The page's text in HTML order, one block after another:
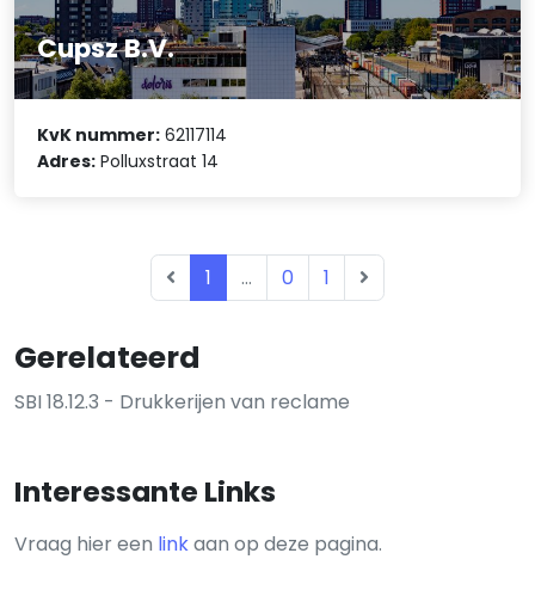
Gerelateerd
SBI 18.12.3 - Drukkerijen van reclame
Interessante Links
Vraag hier een linkaan op deze pagina.
Cupsz B.V.
KvK nummer: 62117114
Adres: Polluxstraat 14
1 ... 0 1